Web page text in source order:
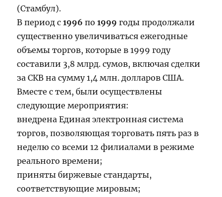
(Стамбул).
В период с1996 по1999 годы продолжали
существенно увеличиваться ежегодные
объемы торгов, которые в 1999 году
составили 3,8 млрд. сумов, включая сделки
за СКВ на сумму 1,4 млн. долларов США.
Вместе с тем, были осуществлены
следующие мероприятия:
внедрена Единая электронная система
торгов, позволяющая торговать пять раз в
неделю со всеми 12 филиалами в режиме
реального времени;
приняты биржевые стандарты,
соответствующие мировым;